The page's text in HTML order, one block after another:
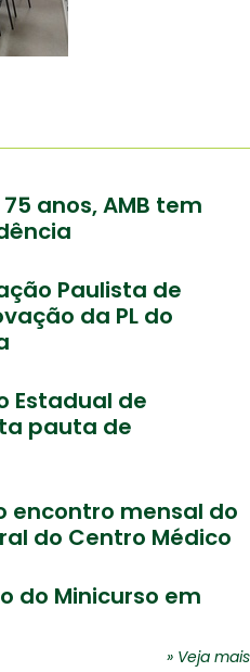
anos, AMB tem
Paulista de
da PL do
Estadual de
pauta de
encontro mensal do
do Centro Médico
do Minicurso em
» Veja mais